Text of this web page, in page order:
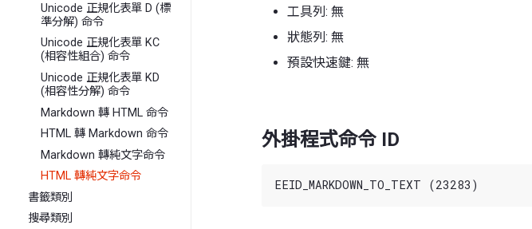
Unicode 正規化表單 D (標
準分解) 命令
Unicode 正規化表單 KC
(相容性組合) 命令
Unicode 正規化表單 KD
(相容性分解) 命令
Markdown 轉 HTML 命令
HTML 轉 Markdown 命令
Markdown 轉純文字命令
HTML 轉純文字命令
書籤類別
搜尋類別
工具列: 無
狀態列: 無
預設快速鍵: 無
外掛程式命令 ID